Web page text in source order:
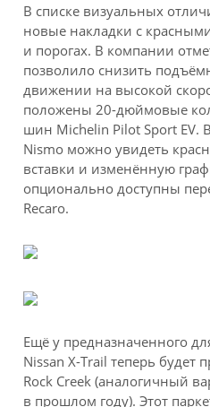
В списке визуальных
новые накладки с
и порогах. В компании
позволило снизить
движении на высокой
положены 20-дюймовые
шин Michelin Pilot Sport EV.
Nismo можно увидеть
вставки и изменённую
опционально доступны
Recaro.
Ещё у предназначенного
Nissan X-Trail теперь будет
Rock Creek (аналогичный
в прошлом году). Этот